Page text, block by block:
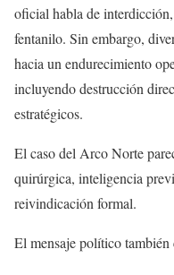
oficial habla de
fentanilo. Sin embargo,
hacia un endurecimiento
incluyendo destrucción
estratégicos.
El caso del Arco Norte
quirúrgica, inteligencia
reivindicación formal.
El mensaje político también